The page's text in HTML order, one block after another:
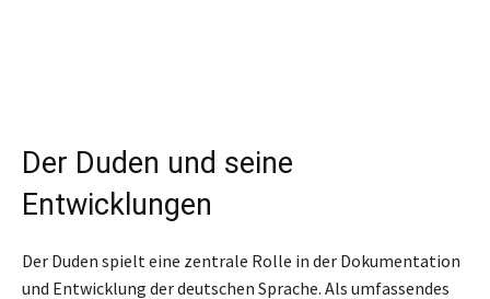
Der Duden und seine
Entwicklungen
Der Duden spielt eine zentrale Rolle in der Dokumentation
und Entwicklung der deutschen Sprache. Als umfassendes